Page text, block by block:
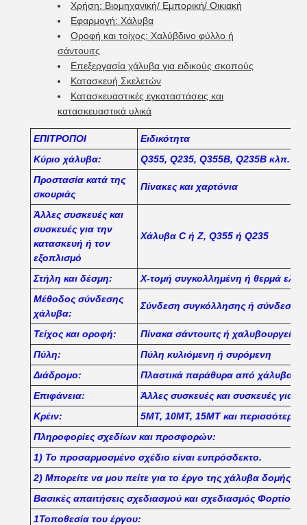
Χρήση: Βιομηχανική/ Εμπορική/ Οικιακή
Εφαρμογή: Χάλυβα
Οροφή και τοίχος: Χαλύβδινο φύλλο ή
σάντουιτς
Επεξεργασία χάλυβα για ειδικούς σκοπούς
Κατασκευή Σκελετών
Κατασκευαστικές εγκαταστάσεις και
κατασκευαστικά υλικά
ΕΠΙΤΡΟΠΟΙ
Ειδικότητα
Κύριο χάλυβα:
Q355, Q235, Q355B, Q235B κλπ.
Προστασία κατά της
σκουριάς
Πίνακες και χαρτόνια
Άλλες συσκευές και
συσκευές για την
κατασκευή ή τον
εξοπλισμό
Χάλυβα C ή Z, Q355 ή Q235
Στήλη και δέσμη:
Χ-τομή συγκολλημένη ή θερμά
Μέθοδος σύνδεσης
χάλυβα:
Σύνδεση συγκόλλησης ή σύνδεση
Τείχος και οροφή:
Πίνακα σάντουιτς ή χαλυβουργείο.
Πύλη:
Πύλη κυλιόμενη ή συρόμενη
Διάδρομο:
Πλαστικά παράθυρα από χάλυβα ή
Επιφάνεια:
Άλλες συσκευές και συσκευές για
Κρέιν:
5MT, 10MT, 15MT και περισσότερα
Πληροφορίες σχεδίων και προσφορών:
1) Το προσαρμοσμένο σχέδιο είναι ευπρόσδεκτο.
2) Μπορείτε να μου πείτε για το έργο της χάλυβα δομής
Βασικές απαιτήσεις σχεδιασμού και σχεδιασμός Φορτίο
1Τοποθεσία του έργου: